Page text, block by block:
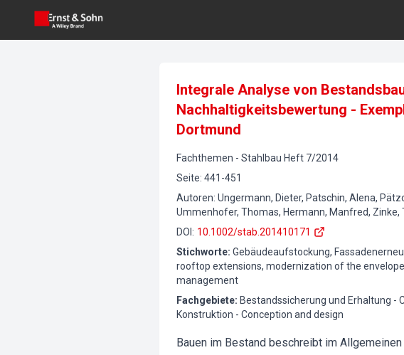
Integrale Analyse von
Nachhaltigkeitsbewertung -
Dortmund
Fachthemen - Stahlbau Heft 7/2014
Seite: 441-451
Autoren: Ungermann, Dieter, Patschin, Alena,
Ummenhofer, Thomas, Hermann, Manfred, Zinke,
DOI : 10.1002/stab.201410171
Stichworte: Gebäudeaufstockung,
rooftop extensions, modernization of the
management
Fachgebiete: Bestandssicherung und Erhaltung -
Konstruktion - Conception and design
Bauen im Bestand beschreibt im